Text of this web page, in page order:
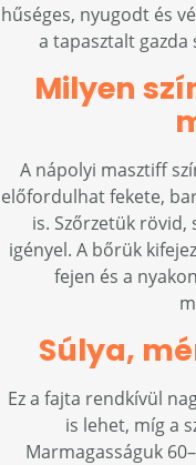
hűséges, nyugodt és
a tapasztalt gazda
Milyen
A nápolyi masztiff
előfordulhat fekete,
is. Szőrzetük rövid,
igényel. A bőrük
fejen és a
Súlya,
Ez a fajta rendkívül
is lehet, míg a
Marmagasságuk